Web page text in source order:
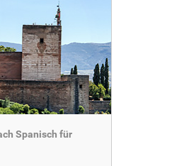
Spanisch für